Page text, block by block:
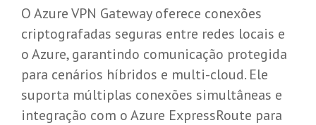
O Azure VPN Gateway oferece conexões
criptografadas seguras entre redes locais e
o Azure, garantindo comunicação protegida
para cenários híbridos e multi-cloud. Ele
suporta múltiplas conexões simultâneas e
integração com o Azure ExpressRoute para